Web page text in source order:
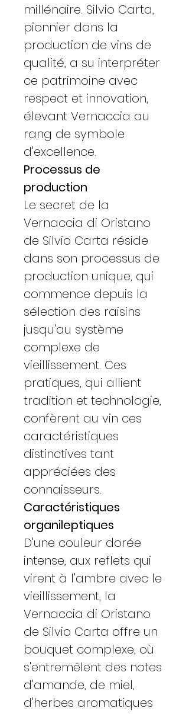
millénaire. Silvio Carta,
pionnier dans la
production de vins de
qualité, a su interpréter
ce patrimoine avec
respect et innovation,
élevant Vernaccia au
rang de symbole
d'excellence.
Processus de
production
Le secret de la
Vernaccia di Oristano
de Silvio Carta réside
dans son processus de
production unique, qui
commence depuis la
sélection des raisins
jusqu'au système
complexe de
vieillissement. Ces
pratiques, qui allient
tradition et technologie,
confèrent au vin ces
caractéristiques
distinctives tant
appréciées des
connaisseurs.
Caractéristiques
organileptiques
D'une couleur dorée
intense, aux reflets qui
virent à l'ambre avec le
vieillissement, la
Vernaccia di Oristano
de Silvio Carta offre un
bouquet complexe, où
s'entremêlent des notes
d'amande, de miel,
d'herbes aromatiques